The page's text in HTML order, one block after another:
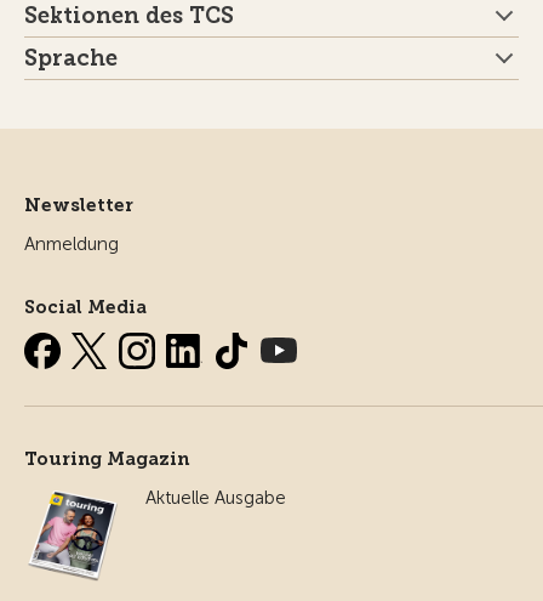
Sektionen des TCS
Sprache
Newsletter
Anmeldung
Social Media
Touring Magazin
Aktuelle Ausgabe